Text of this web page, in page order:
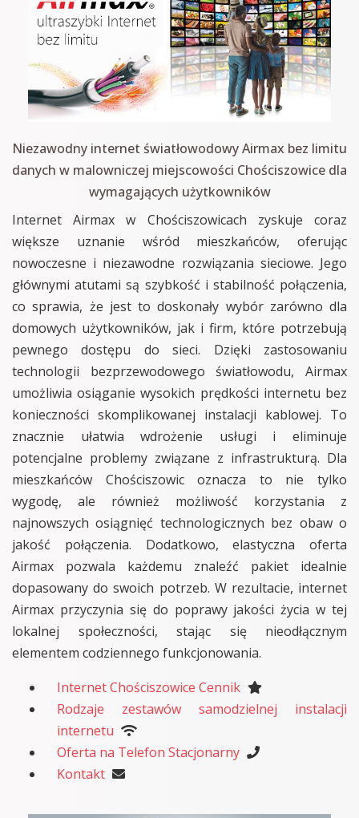
Niezawodny internet światłowodowy Airmax bez limitu
danych w malowniczej miejscowości Chościszowice dla
wymagających użytkowników
Internet Airmax w Chościszowicach zyskuje coraz
większe uznanie wśród mieszkańców, oferując
nowoczesne i niezawodne rozwiązania sieciowe. Jego
głównymi atutami są szybkość i stabilność połączenia,
co sprawia, że jest to doskonały wybór zarówno dla
domowych użytkowników, jak i firm, które potrzebują
pewnego dostępu do sieci. Dzięki zastosowaniu
technologii bezprzewodowego światłowodu, Airmax
umożliwia osiąganie wysokich prędkości internetu bez
konieczności skomplikowanej instalacji kablowej. To
znacznie ułatwia wdrożenie usługi i eliminuje
potencjalne problemy związane z infrastrukturą. Dla
mieszkańców Chościszowic oznacza to nie tylko
wygodę, ale również możliwość korzystania z
najnowszych osiągnięć technologicznych bez obaw o
jakość połączenia. Dodatkowo, elastyczna oferta
Airmax pozwala każdemu znaleźć pakiet idealnie
dopasowany do swoich potrzeb. W rezultacie, internet
Airmax przyczynia się do poprawy jakości życia w tej
lokalnej społeczności, stając się nieodłącznym
elementem codziennego funkcjonowania.
Internet Chościszowice Cennik
Rodzaje zestawów samodzielnej instalacji
internetu
Oferta na Telefon Stacjonarny
Kontakt